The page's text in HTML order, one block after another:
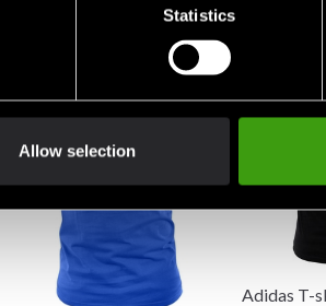
Statistics
Allow selection
Adidas T-